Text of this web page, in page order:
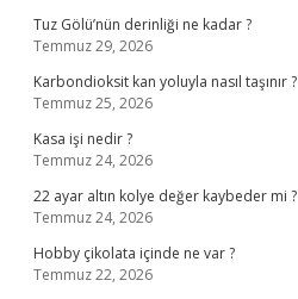
Tuz Gölü’nün derinliği ne kadar ?
Temmuz 29, 2026
Karbondioksit kan yoluyla nasıl taşınır ?
Temmuz 25, 2026
Kasa işi nedir ?
Temmuz 24, 2026
22 ayar altın kolye değer kaybeder mi ?
Temmuz 24, 2026
Hobby çikolata içinde ne var ?
Temmuz 22, 2026